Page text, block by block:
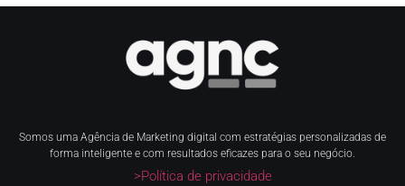
Somos uma Agência de Marketing digital com estratégias personalizadas de
forma inteligente e com resultados eficazes para o seu negócio.
>Política de privacidade